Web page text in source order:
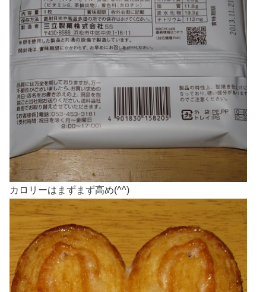
カロリーはまずまず高め(^^)